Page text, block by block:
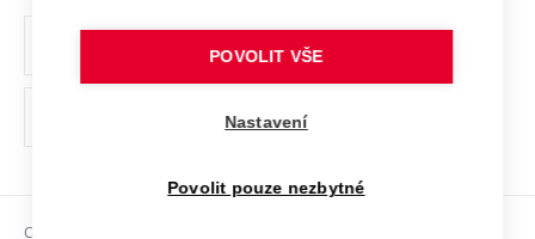
Ochrana osobních údajů
odkaz)
Sociální bezpečí
Copyright © 2026 VUT
POVOLIT VŠE
Nastavení
Povolit pouze nezbytné